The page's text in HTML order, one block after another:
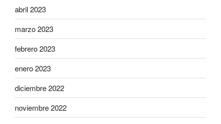
abril 2023
marzo 2023
febrero 2023
enero 2023
diciembre 2022
noviembre 2022